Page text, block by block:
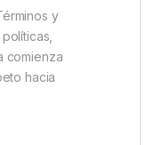
y
comienza
hacia